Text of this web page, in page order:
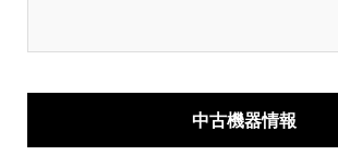
中古機器情報